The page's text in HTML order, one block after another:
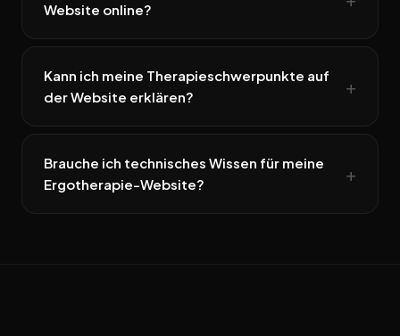
Website online?
Kann ich meine Therapieschwerpunkte auf
der Website erklären?
Brauche ich technisches Wissen für meine
Ergotherapie-Website?